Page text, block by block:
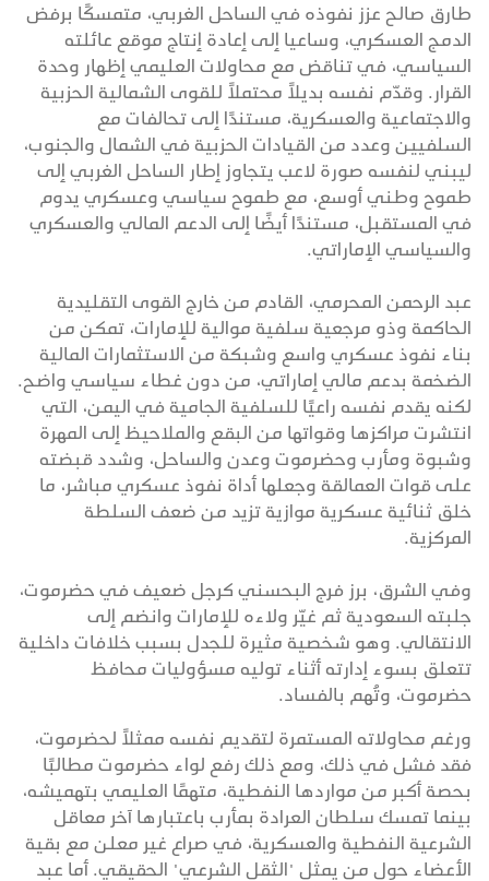
طارق صالح عزز نفوذه في الساحل الغربي، متمسكًا برفض
الدمج العسكري، وساعيا إلى إعادة إنتاج موقع عائلته
السياسي، في تناقض مع محاولات العليمي إظهار وحدة
القرار. وقدّم نفسه بديلاً محتملاً للقوى الشمالية الحزبية
والاجتماعية والعسكرية، مستندًا إلى تحالفات مع
السلفيين وعدد من القيادات الحزبية في الشمال والجنوب،
ليبني لنفسه صورة لاعب يتجاوز إطار الساحل الغربي إلى
طموح وطني أوسع، مع طموح سياسي وعسكري يدوم
في المستقبل، مستندًا أيضًا إلى الدعم المالي والعسكري
والسياسي الإماراتي.
عبد الرحمن المحرمي، القادم من خارج القوى التقليدية
الحاكمة وذو مرجعية سلفية موالية للإمارات، تمكن من
بناء نفوذ عسكري واسع وشبكة من الاستثمارات المالية
الضخمة بدعم مالي إماراتي، من دون غطاء سياسي واضح.
لكنه يقدم نفسه راعيًا للسلفية الجامية في اليمن، التي
انتشرت مراكزها وقواتها من البقع والملاحيظ إلى المهرة
وشبوة ومأرب وحضرموت وعدن والساحل، وشدد قبضته
على قوات العمالقة وجعلها أداة نفوذ عسكري مباشر، ما
خلق ثنائية عسكرية موازية تزيد من ضعف السلطة
المركزية.
وفي الشرق، برز فرج البحسني كرجل ضعيف في حضرموت،
جلبته السعودية ثم غيّر ولاءه للإمارات وانضم إلى
الانتقالي. وهو شخصية مثيرة للجدل بسبب خلافات داخلية
تتعلق بسوء إدارته أثناء توليه مسؤوليات محافظ
حضرموت، وتُهم بالفساد.
ورغم محاولاته المستمرة لتقديم نفسه ممثلاً لحضرموت،
فقد فشل في ذلك، ومع ذلك رفع لواء حضرموت مطالبًا
بحصة أكبر من مواردها النفطية، متهمًا العليمي بتهميشه،
بينما تمسك سلطان العرادة بمأرب باعتبارها آخر معاقل
الشرعية النفطية والعسكرية، في صراع غير معلن مع بقية
الأعضاء حول من يمثل "الثقل الشرعي" الحقيقي. أما عبد